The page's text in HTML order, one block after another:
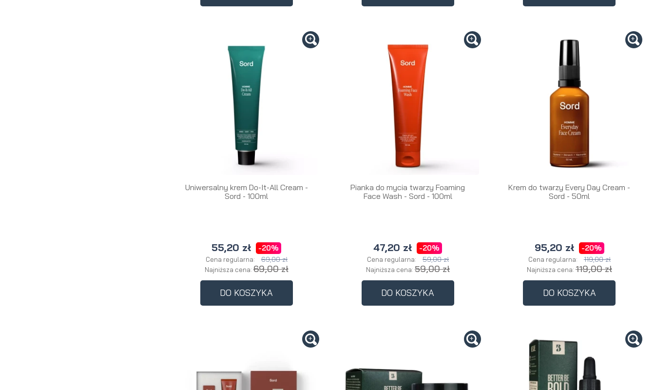
Uniwersalny krem Do-It-All Cream -
Sord - 100ml
55,20 zł -20%
Cena regularna: 69,00 zł
Najniższa cena:69,00 zł
DO KOSZYKA
Pianka do mycia twarzy Foaming
Face Wash - Sord - 100ml
47,20 zł -20%
Cena regularna: 59,00 zł
Najniższa cena: 59,00 zł
DO KOSZYKA
Krem do twarzy Every Day Cream -
Sord - 50ml
95,20 zł -20%
Cena regularna: 119,00 zł
Najniższa cena:119,00 zł
DO KOSZYKA